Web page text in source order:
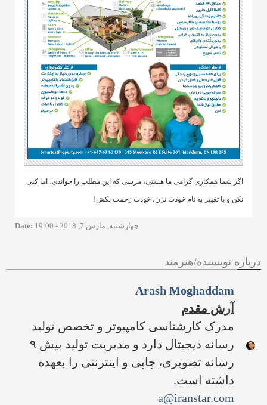
اگر شما همکاری گرامی ما هستی، مرسی که این مطلب را خواندی، اما کپی
نکن و با تغییر به نام خودت نزن، خودت زحمت بکش!
Date: چهارشنبه, مارس 7, 2018 - 19:00
درباره نویسنده/هنرمند
Arash Moghaddam
آرش مقدم
مدرک کارشناسی کامپیوتر و تخصص تولید
رسانه دیجیتال دارد و مدیریت تولید بیش ۹
رسانه تصویری، چاپی و اینترنتی را بعهده
داشته است.
a@iranstar.com